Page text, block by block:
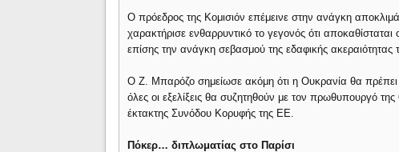
Ο πρόεδρος της Κομισιόν επέμεινε στην ανάγκη
χαρακτήρισε ενθαρρυντικό το γεγονός ότι
επίσης την ανάγκη σεβασμού της εδαφικής ακεραιότητας
Ο Ζ. Μπαρόζο σημείωσε ακόμη ότι η Ουκρανία θα
όλες οι εξελίξεις θα συζητηθούν με τον πρωθυπουργό
έκτακτης Συνόδου Κορυφής της ΕΕ.
Πόκερ… διπλωματίας στο Παρίσι